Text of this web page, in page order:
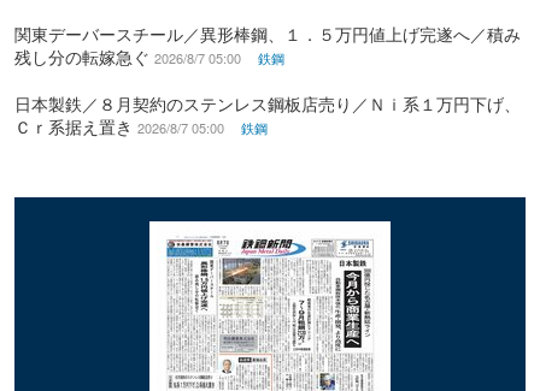
関東デーバースチール／異形棒鋼、１．５万円値上げ完遂へ／積み
残し分の転嫁急ぐ 2026/8/7 05:00 鉄鋼
日本製鉄／８月契約のステンレス鋼板店売り／Ｎｉ系１万円下げ、
Ｃｒ系据え置き 2026/8/7 05:00 鉄鋼